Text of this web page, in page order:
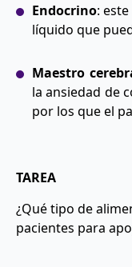
Endocrino:
líquido que
Maestro
la ansiedad de
por los que el
TAREA
¿Qué tipo de
pacientes para